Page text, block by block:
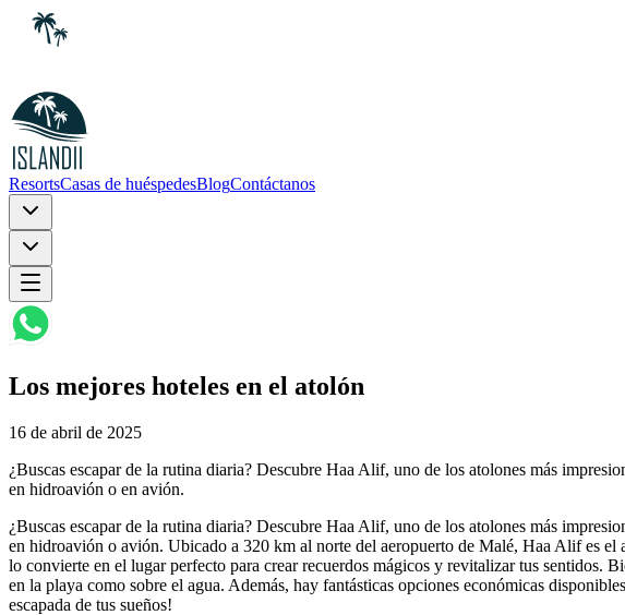
ResortsCasas de huéspedesBlogContáctanos
Los mejores hoteles en el atolón
16 de abril de 2025
¿Buscas escapar de la rutina diaria? Descubre Haa Alif, uno de los atolones más
en hidroavión o en avión.
¿Buscas escapar de la rutina diaria? Descubre Haa Alif, uno de los atolones más
en hidroavión o avión. Ubicado a 320 km al norte del aeropuerto de Malé, Haa Alif es el
lo convierte en el lugar perfecto para crear recuerdos mágicos y revitalizar tus
en la playa como sobre el agua. Además, hay fantásticas opciones económicas
escapada de tus sueños!